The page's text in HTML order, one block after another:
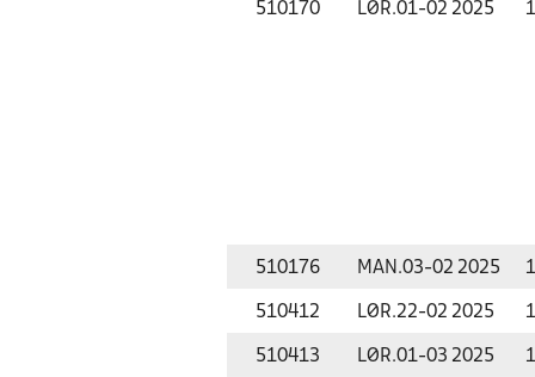
510170 LØR.01-02 2025
510176 MAN.03-02 2025
510412 LØR.22-02 2025
510413 LØR.01-03 2025